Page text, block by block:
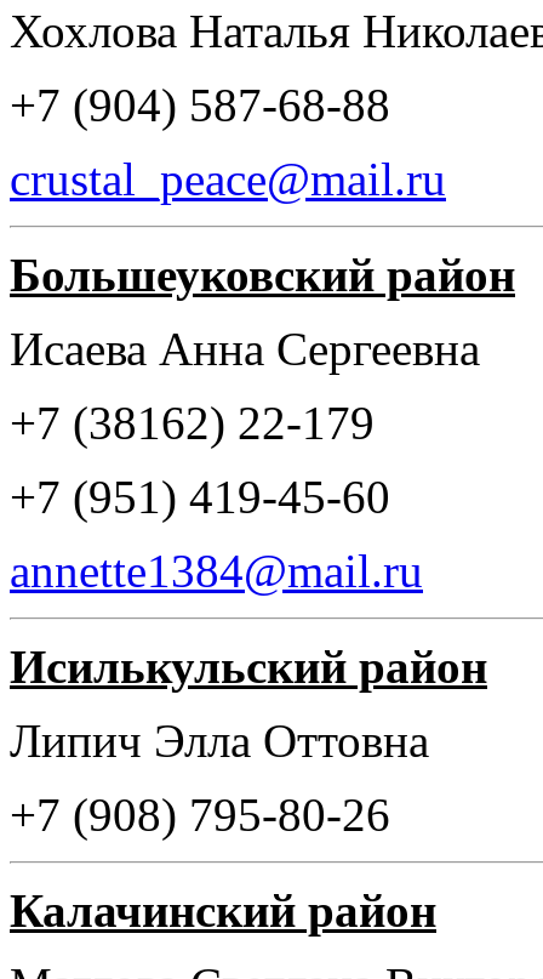
Хохлова Наталья
+7 (904) 587-68-88
crustal_peace@mail.ru
Большеуковский район
Исаева Анна Сергеевна
+7 (38162) 22-179
+7 (951) 419-45-60
annette1384@mail.ru
Исилькульский район
Липич Элла Оттовна
+7 (908) 795-80-26
Калачинский район